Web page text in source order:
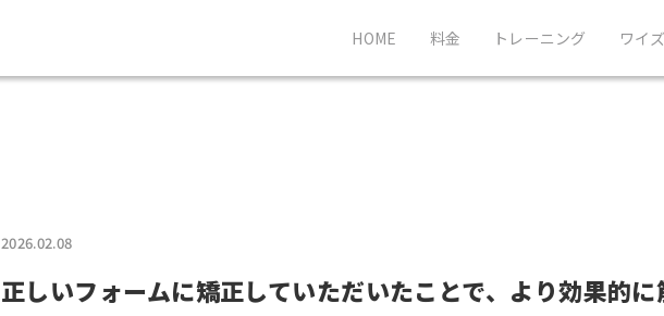
HOME 料金 トレーニング ワイ
2026.02.08
正しいフォームに矯正していただいたことで、より効果的